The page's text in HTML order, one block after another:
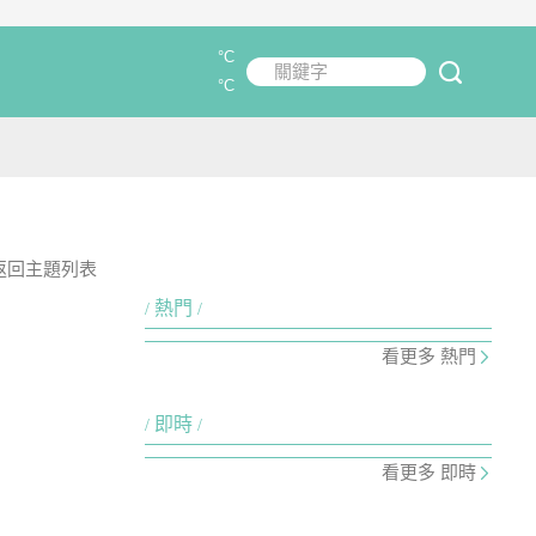
關鍵字
°C
°C
回主題列表
熱門
看更多 熱門
即時
看更多 即時